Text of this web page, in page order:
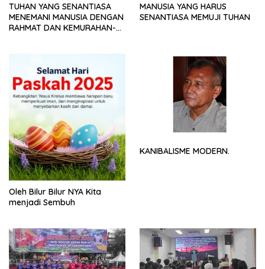
TUHAN YANG SENANTIASA
MENEMANI MANUSIA DENGAN
RAHMAT DAN KEMURAHAN-
MANUSIA YANG HARUS
SENANTIASA MEMUJI TUHAN
Oleh Bilur Bilur NYA Kita
menjadi Sembuh
KANIBALISME MODERN.